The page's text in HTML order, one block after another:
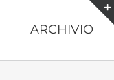
ARCHIVIO